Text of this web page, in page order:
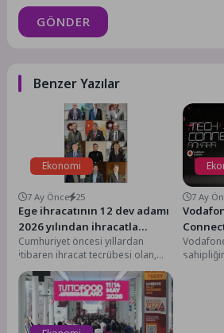
GÖNDER
Benzer Yazılar
Ekonomi
7 Ay Önce 25
Ege ihracatının 12 dev adamı
2026 yılından ihracatla
büyüme diledi
Cumhuriyet öncesi yıllardan
itibaren ihracat tecrübesi olan,
Türkiye’ye ihracatı öğreten Egeli
ihracatçılar 2026 yılından
ihracatla...
7 Ay